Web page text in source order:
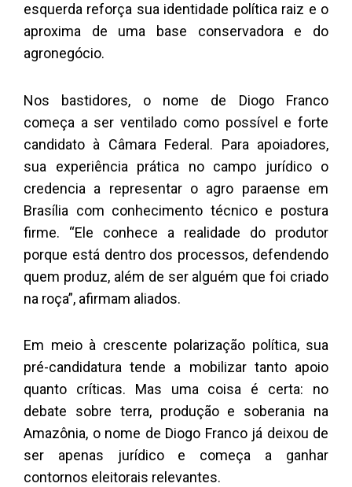
esquerda reforça sua identidade política raiz e o
aproxima de uma base conservadora e do
agronegócio.
Nos bastidores, o nome de Diogo Franco
começa a ser ventilado como possível e forte
candidato à Câmara Federal. Para apoiadores,
sua experiência prática no campo jurídico o
credencia a representar o agro paraense em
Brasília com conhecimento técnico e postura
firme. “Ele conhece a realidade do produtor
porque está dentro dos processos, defendendo
quem produz, além de ser alguém que foi criado
na roça”, afirmam aliados.
Em meio à crescente polarização política, sua
pré-candidatura tende a mobilizar tanto apoio
quanto críticas. Mas uma coisa é certa: no
debate sobre terra, produção e soberania na
Amazônia, o nome de Diogo Franco já deixou de
ser apenas jurídico e começa a ganhar
contornos eleitorais relevantes.